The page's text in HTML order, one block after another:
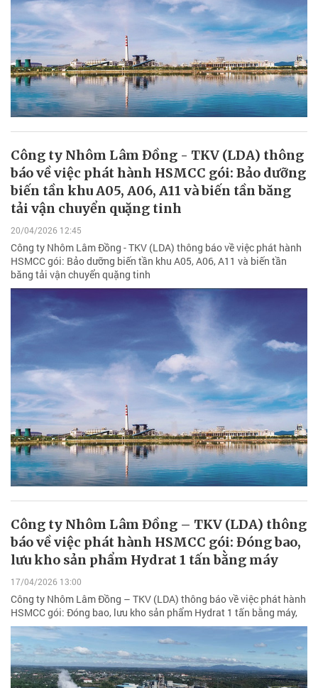
Công ty Nhôm Lâm Đồng - TKV (LDA) thông
báo về việc phát hành HSMCC gói: Bảo dưỡng
biến tần khu A05, A06, A11 và biến tần băng
tải vận chuyển quặng tinh
20/04/2026 12:45
Công ty Nhôm Lâm Đồng - TKV (LDA) thông báo về việc phát hành
HSMCC gói: Bảo dưỡng biến tần khu A05, A06, A11 và biến tần
băng tải vận chuyển quặng tinh
Công ty Nhôm Lâm Đồng – TKV (LDA) thông
báo về việc phát hành HSMCC gói: Đóng bao,
lưu kho sản phẩm Hydrat 1 tấn bằng máy
17/04/2026 13:00
Công ty Nhôm Lâm Đồng – TKV (LDA) thông báo về việc phát hành
HSMCC gói: Đóng bao, lưu kho sản phẩm Hydrat 1 tấn bằng máy,